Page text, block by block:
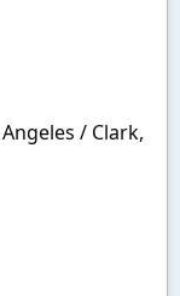
/ Clark,